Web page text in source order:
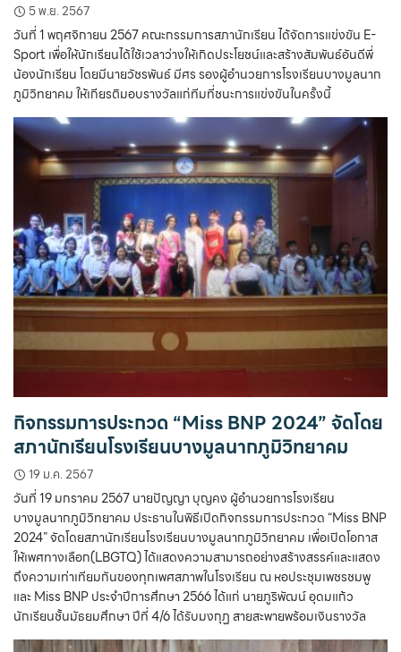
5 พ.ย. 2567
วันที่ 1 พฤศจิกายน 2567 คณะกรรมการสภานักเรียน ได้จัดการแข่งขัน E-
Sport เพื่อให้นักเรียนได้ใช้เวลาว่างให้เกิดประโยชน์และสร้างสัมพันธ์อันดีพี่
น้องนักเรียน โดยมีนายวัชรพันธ์ มีศร รองผู้อำนวยการโรงเรียนบางมูลนาก
ภูมิวิทยาคม ให้เกียรติมอบรางวัลแก่ทีมที่ชนะการแข่งขันในครั้งนี้
กิจกรรมการประกวด “Miss BNP 2024” จัดโดย
สภานักเรียนโรงเรียนบางมูลนากภูมิวิทยาคม
19 ม.ค. 2567
วันที่ 19 มกราคม 2567 นายปัญญา บุญคง ผู้อำนวยการโรงเรียน
บางมูลนากภูมิวิทยาคม ประธานในพิธีเปิดกิจกรรมการประกวด “Miss BNP
2024” จัดโดยสภานักเรียนโรงเรียนบางมูลนากภูมิวิทยาคม เพื่อเปิดโอกาส
ให้เพศทางเลือก(LBGTQ) ได้แสดงความสามารถอย่างสร้างสรรค์และแสดง
ถึงความเท่าเทียมกันของทุกเพศสภาพในโรงเรียน ณ หอประชุมเพชรชมพู
และ Miss BNP ประจำปีการศึกษา 2566 ได้แก่ นายภูริพัฒน์ อุดมแก้ว
นักเรียนชั้นมัธยมศึกษา ปีที่ 4/6 ได้รับมงกุฏ สายสะพายพร้อมเงินรางวัล